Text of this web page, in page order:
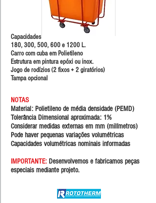
Capacidades
180, 300, 500, 600 e 1200 L.
Carro com cuba em Polietileno
Estrutura em pintura epóxi ou inox.
Jogo de rodízios (2 fixos+ 2 giratórios)
Tampa opcional
NOTAS
Material: Polietileno de média densidade (PEMD)
Tolerância Dimensional aproximada: 1%
Considerar medidas externas em mm (milímetros)
Pode haver pequenas variações volumétricas
Capacidades volumétricas nominais informadas
IMPORTANTE: Desenvolvemos e fabricamos peças
especiais mediante projeto.